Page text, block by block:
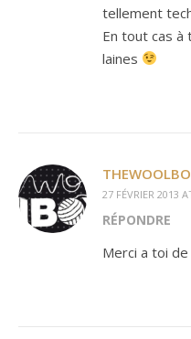
tellement
En tout cas à
laines
27 FÉVRIER 2013
RÉPONDRE
Merci a toi